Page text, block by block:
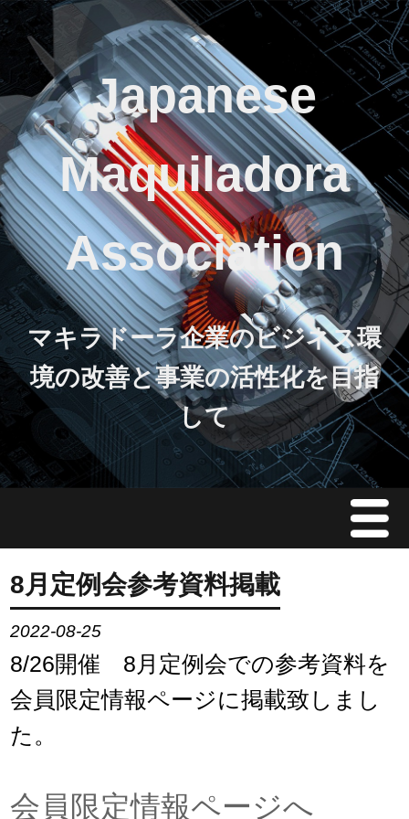
Japanese
Maquiladora
Association
マキラドーラ企業のビジネス環
境の改善と事業の活性化を目指
して
Menu
JMAについて
会員情報
イベント案内
ご入会案内
会員限定情報
8月定例会参考資料掲載
2022-08-25
8/26開催 8月定例会での参考資料を
会員限定情報ページに掲載致しまし
た。
会員限定情報ページへ